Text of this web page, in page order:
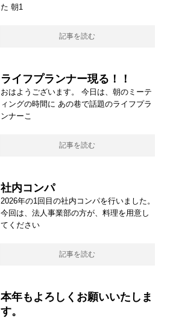
た 朝1
記事を読む
ライフプランナー現る！！
おはようございます。 今日は、朝のミーテ
ィングの時間に あの巷で話題のライフプラ
ンナーこ
記事を読む
社内コンパ
2026年の1回目の社内コンパを行いました。
今回は、法人事業部の方が、料理を用意し
てください
記事を読む
本年もよろしくお願いいたしま
す。